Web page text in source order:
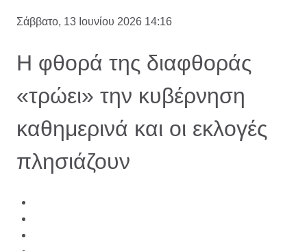
Σάββατο, 13 Ιουνίου 2026 14:16
Η φθορά της διαφθοράς
«τρώει» την κυβέρνηση
καθημερινά και οι εκλογές
πλησιάζουν